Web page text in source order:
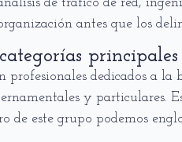
antes que los
principales
profesionales dedicados a
y particulares.
de este grupo podemos